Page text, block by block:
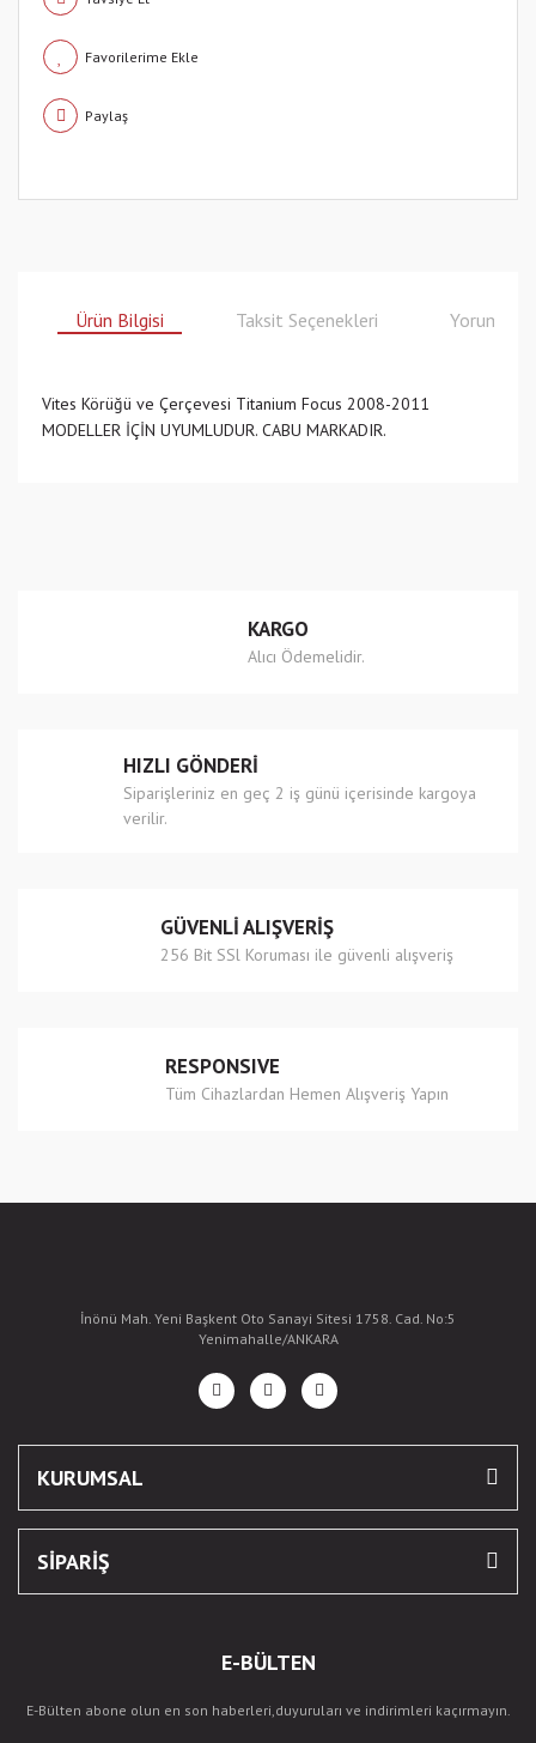
Paylaş
Ürün Bilgisi Taksit Seçenekleri Yorumlar
Vites Körüğü ve Çerçevesi Titanium Focus 2008-2011
MODELLER İÇİN UYUMLUDUR. CABU MARKADIR.
Ürün açıklamasında eksik bilgiler bulunuyor.
Bu ürüne benzer farklı alternatifler olmalı.
Gönder
KARGO
Alıcı Ödemelidir.
HIZLI GÖNDERİ
Siparişleriniz en geç 2 iş günü içerisinde kargoya
verilir.
GÜVENLİ ALIŞVERİŞ
256 Bit SSl Koruması ile güvenli alışveriş
RESPONSIVE
Tüm Cihazlardan Hemen Alışveriş Yapın
İnönü Mah. Yeni Başkent Oto Sanayi Sitesi 1758. Cad. No:5
Yenimahalle/ANKARA
KURUMSAL
SİPARİŞ
E-BÜLTEN
E-Bülten abone olun en son haberleri,duyuruları ve indirimleri kaçırmayın.